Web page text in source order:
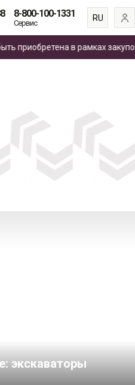
8-800-100-1331
Сервис
RU
EN
ES
в рамках закупокпо
экскаваторы